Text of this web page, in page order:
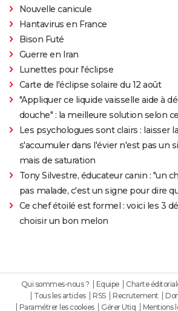
Nouvelle canicule
Hantavirus en France
Bison Futé
Guerre en Iran
Lunettes pour l'éclipse
Carte de l'éclipse solaire du 12 août
"Appliquer ce liquide vaisselle aide à
douche" : la meilleure solution selon
Les psychologues sont clairs : laisser
s'accumuler dans l'évier n'est pas un
mais de saturation
Tony Silvestre, éducateur canin : "un
pas malade, c'est un signe pour dire
Ce chef étoilé est formel : voici les 3
choisir un bon melon
Qui sommes-nous ? Equipe Charte
Tous les articles
RSS Recrutement
Paramétrer les cookies
Gérer Utiq Mentions